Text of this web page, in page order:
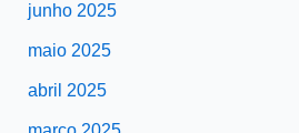
junho 2025
maio 2025
abril 2025